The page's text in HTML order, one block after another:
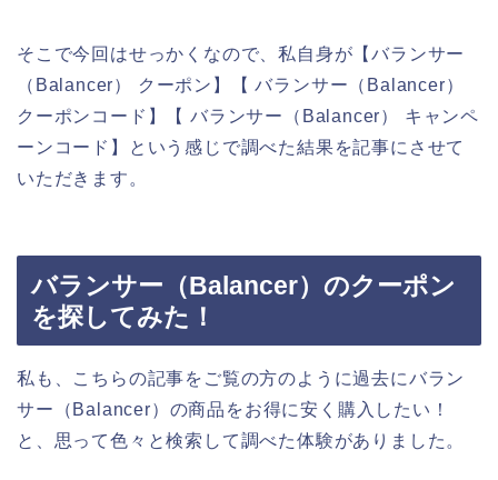
そこで今回はせっかくなので、私自身が【バランサー
（Balancer） クーポン】【 バランサー（Balancer）
クーポンコード】【 バランサー（Balancer） キャンペ
ーンコード】という感じで調べた結果を記事にさせて
いただきます。
バランサー（Balancer）のクーポン
を探してみた！
私も、こちらの記事をご覧の方のように過去にバラン
サー（Balancer）の商品をお得に安く購入したい！
と、思って色々と検索して調べた体験がありました。